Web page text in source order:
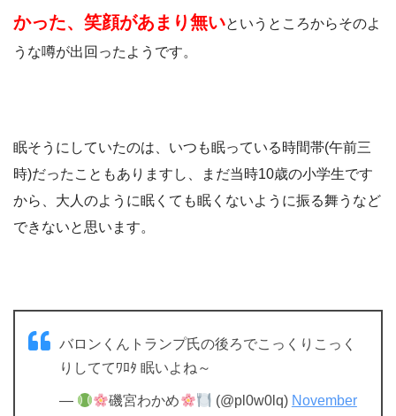
かった、笑顔があまり無いというところからそのよ
うな噂が出回ったようです。
眠そうにしていたのは、いつも眠っている時間帯(午前三
時)だったこともありますし、まだ当時10歳の小学生です
から、大人のように眠くても眠くないように振る舞うなど
できないと思います。
バロンくんトランプ氏の後ろでこっくりこっく
りしててﾜﾛﾀ 眠いよね～
— 磯宮わかめ (@pl0w0lq) November